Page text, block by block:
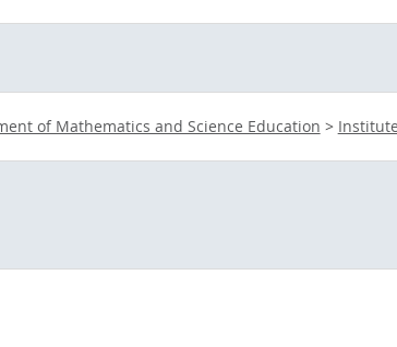
of Mathematics and Science Education >